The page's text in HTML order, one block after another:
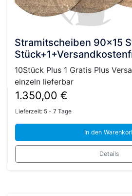
Stramitscheiben 90×15
10Stück Plus 1 Gratis Plus
einzeln lieferbar
1.350,00 €
Lieferzeit: 5 - 7 Tage
In den
Details